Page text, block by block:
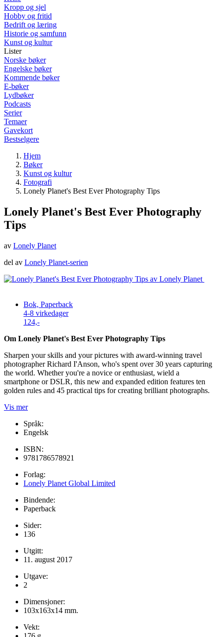
Kropp og sjel
Hobby og fritid
Bedrift og læring
Historie og samfunn
Kunst og kultur
Lister
Norske bøker
Engelske bøker
Kommende bøker
E-bøker
Lydbøker
Podcasts
Serier
Temaer
Gavekort
Bestselgere
Hjem
Bøker
Kunst og kultur
Fotografi
Lonely Planet's Best Ever Photography Tips
Lonely Planet's Best Ever Photography
Tips
av Lonely Planet
del av Lonely Planet-serien
Bok, Paperback
4-8 virkedager
124,-
Om Lonely Planet's Best Ever Photography Tips
Sharpen your skills and your pictures with award-winning travel
photographer Richard I'Anson, who's spent over 30 years capturing
the world. Whether you're a novice or enthusiast, wield a
smartphone or DSLR, this new and expanded edition features ten
golden rules and 45 practical tips for creating brilliant photographs.
Vis mer
Språk:
Engelsk
ISBN:
9781786578921
Forlag:
Lonely Planet Global Limited
Bindende:
Paperback
Sider:
136
Utgitt:
11. august 2017
Utgave:
2
Dimensjoner:
103x163x14 mm.
Vekt: